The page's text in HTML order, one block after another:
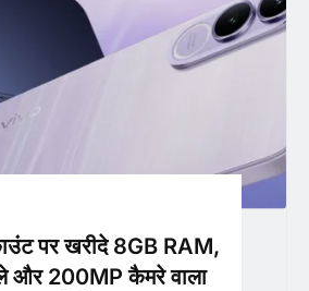
पर खरीदे 8GB RAM,
और 200MP कैमरे वाला